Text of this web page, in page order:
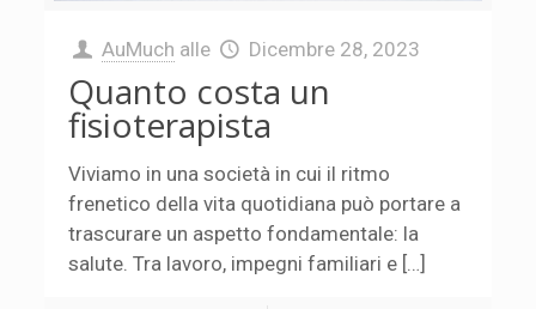
AuMuch alle Dicembre 28, 2023
Quanto costa un
fisioterapista
Viviamo in una società in cui il ritmo
frenetico della vita quotidiana può portare a
trascurare un aspetto fondamentale: la
salute. Tra lavoro, impegni familiari e […]